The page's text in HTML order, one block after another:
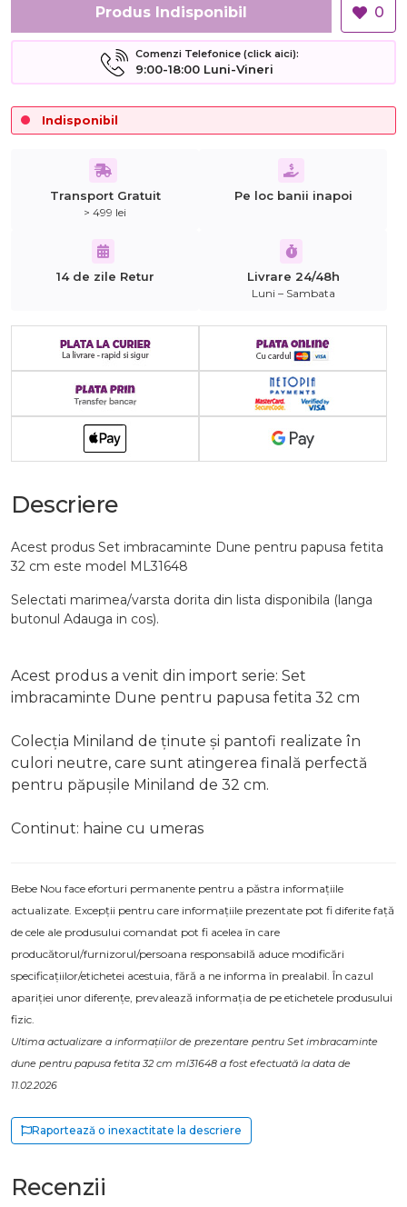
Produs Indisponibil 0
Comenzi Telefonice (click aici):
9:00-18:00 Luni-Vineri
Indisponibil
Transport Gratuit
> 499 lei
Pe loc banii inapoi
14 de zile Retur Livrare 24/48h
Luni – Sambata
Descriere
Acest produs Set imbracaminte Dune pentru papusa fetita
32 cm este model ML31648
Selectati marimea/varsta dorita din lista disponibila (langa
butonul Adauga in cos).
Acest produs a venit din import serie: Set
imbracaminte Dune pentru papusa fetita 32 cm
Colecția Miniland de ținute și pantofi realizate în
culori neutre, care sunt atingerea finală perfectă
pentru păpușile Miniland de 32 cm.
Continut: haine cu umeras
Bebe Nou face eforturi permanente pentru a păstra informațiile
actualizate. Excepții pentru care informațiile prezentate pot fi diferite față
de cele ale produsului comandat pot fi acelea în care
producătorul/furnizorul/persoana responsabilă aduce modificări
specificațiilor/etichetei acestuia, fără a ne informa în prealabil. În cazul
apariției unor diferențe, prevalează informația de pe etichetele produsului
fizic.
Ultima actualizare a informațiilor de prezentare pentru Set imbracaminte
dune pentru papusa fetita 32 cm ml31648 a fost efectuată la data de
11.02.2026
Raportează o inexactitate la descriere
Recenzii